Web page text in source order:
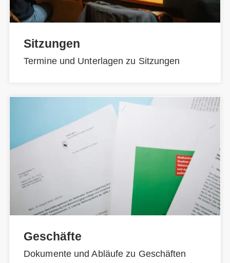
Sitzungen
Termine und Unterlagen zu Sitzungen
Geschäfte
Dokumente und Abläufe zu Geschäften